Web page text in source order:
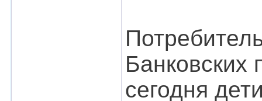
Банковских
сегодня